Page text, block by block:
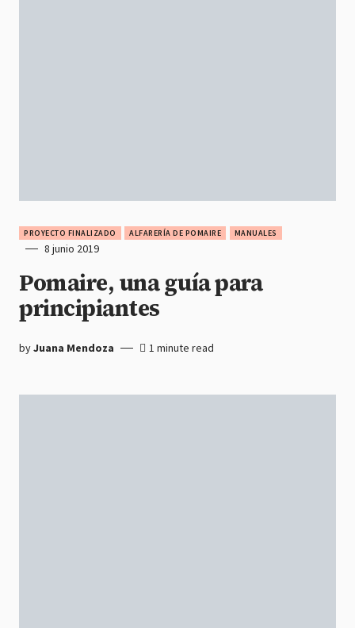
PROYECTO FINALIZADO ALFARERÍA DE POMAIRE MANUALES
8 junio 2019
Pomaire, una guía para
principiantes
byJuana Mendoza 1 minute read